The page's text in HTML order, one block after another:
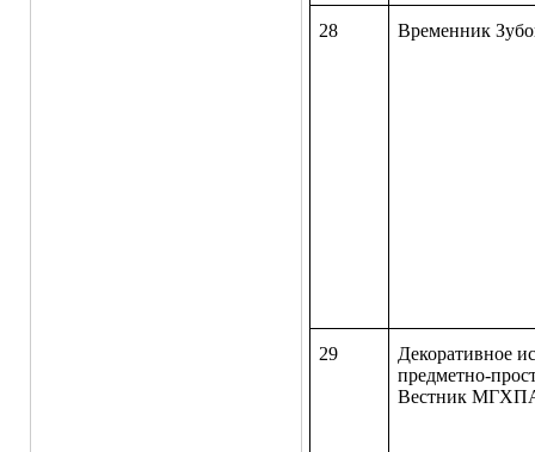
28 Временник
29
Декоративное
предметно-
Вестник